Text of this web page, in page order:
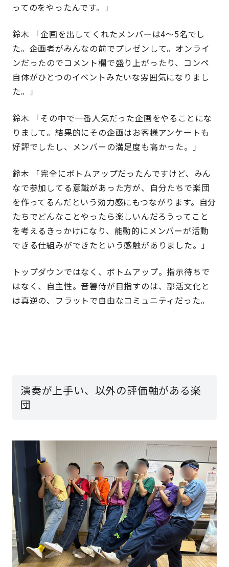
ってのをやったんです。」
鈴木 「企画を出してくれたメンバーは4～5名でし
た。企画者がみんなの前でプレゼンして。オンライ
ンだったのでコメント欄で盛り上がったり、コンペ
自体がひとつのイベントみたいな雰囲気になりまし
た。」
鈴木 「その中で一番人気だった企画をやることにな
りまして。結果的にその企画はお客様アンケートも
好評でしたし、メンバーの満足度も高かった。」
鈴木 「完全にボトムアップだったんですけど、みん
なで参加してる意識があった方が、自分たちで楽団
を作ってるんだという効力感にもつながります。自分
たちでどんなことやったら楽しいんだろうってこと
を考えるきっかけになり、能動的にメンバーが活動
できる仕組みができたという感触がありました。」
トップダウンではなく、ボトムアップ。指示待ちで
はなく、自主性。音響侍が目指すのは、部活文化と
は真逆の、フラットで自由なコミュニティだった。
演奏が上手い、以外の評価軸がある楽
団